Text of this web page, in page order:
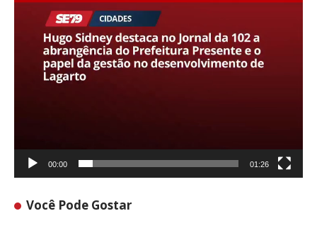
00:00 01:26
Você Pode Gostar